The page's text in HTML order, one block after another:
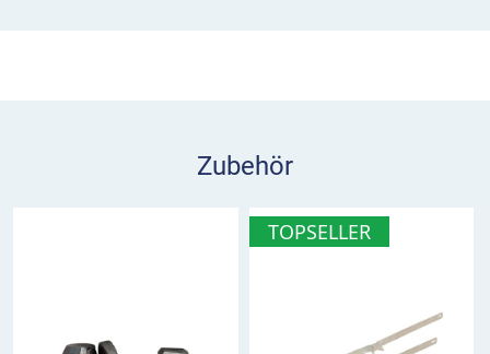
zeigt an, dass das zugehörige Verkehrszeichen
Anbringung in der Regel unter dem
Zubehör
TOPSELLER